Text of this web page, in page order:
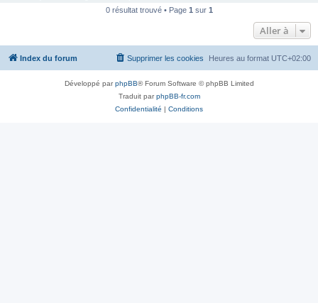
c
e
0 résultat trouvé • Page 1 sur 1
Aller à
Index du forum Heures au format UTC+02:00
Supprimer les cookies
Développé parphpBB® Forum Software © phpBB Limited
Traduit parphpBB-fr.com
Confidentialité | Conditions